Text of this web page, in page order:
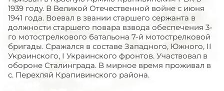
1939 году. В Великой Отечественной войне с июня
1941 года. Воевал в звании старшего сержанта в
должности старшего повара взвода обеспечения 3-
го мотострелкового батальона 7-й мотострелковой
бригады. Сражался в составе Западного, Южного, II
Украинского, I Украинского фронтов. Участвовал в
обороне Сталинграда. В мирное время проживал в
с. Перехляй Крапивинского района.